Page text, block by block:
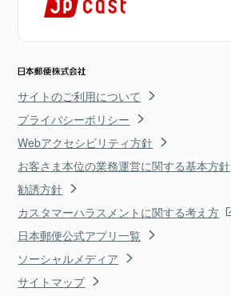
サイトのご利用について
プライバシーポリシー
Webアクセシビリティ方針
お客さま本位の業務運営に関する基本方針
勧誘方針
カスタマーハラスメントに関する考え方
日本郵便公式アプリ一覧
ソーシャルメディア
サイトマップ